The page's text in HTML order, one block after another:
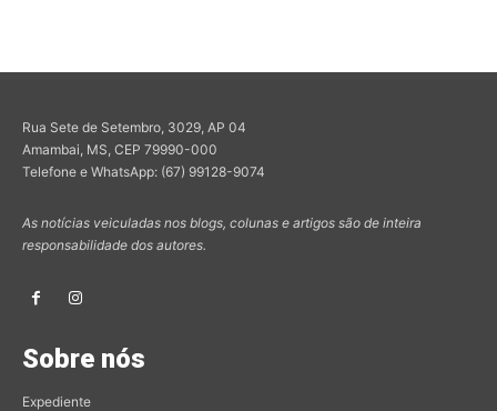
Rua Sete de Setembro, 3029, AP 04
Amambai, MS, CEP 79990-000
Telefone e WhatsApp: (67) 99128-9074
As notícias veiculadas nos blogs, colunas e artigos são de inteira
responsabilidade dos autores.
Sobre nós
Expediente